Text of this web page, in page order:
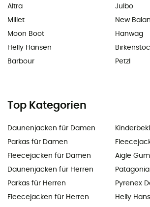
Altra
Millet
Moon Boot
Helly Hansen
Barbour
Julbo
New
Hanwag
Petzl
Top Kategorien
Daunenjacken für Damen
Parkas für Damen
Fleecejacken für Damen
Daunenjacken für Herren
Parkas für Herren
Fleecejacken für Herren
Aigle
Pyrenex
Helly